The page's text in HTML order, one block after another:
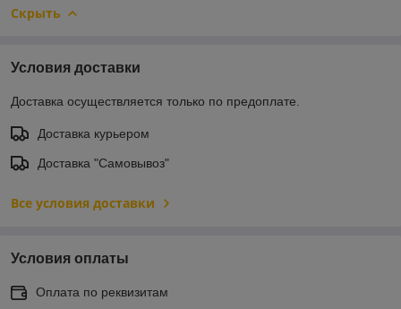
Скрыть
Условия доставки
Доставка осуществляется только по предоплате.
Доставка курьером
Доставка "Самовывоз"
Все условия доставки
Условия оплаты
Оплата по реквизитам